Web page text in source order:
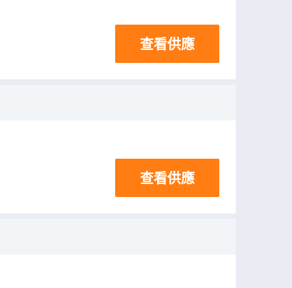
查看供應
查看供應